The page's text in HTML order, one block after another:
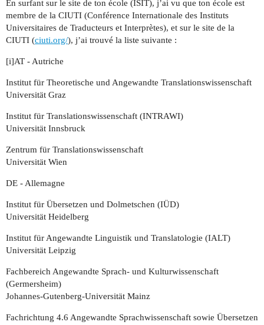
En surfant sur le site de ton école (ISIT), j’ai vu que ton école est
membre de la CIUTI (Conférence Internationale des Instituts
Universitaires de Traducteurs et Interprètes), et sur le site de la
CIUTI (ciuti.org/), j’ai trouvé la liste suivante :
[i]AT - Autriche
Institut für Theoretische und Angewandte Translationswissenschaft
Universität Graz
Institut für Translationswissenschaft (INTRAWI)
Universität Innsbruck
Zentrum für Translationswissenschaft
Universität Wien
DE - Allemagne
Institut für Übersetzen und Dolmetschen (IÜD)
Universität Heidelberg
Institut für Angewandte Linguistik und Translatologie (IALT)
Universität Leipzig
Fachbereich Angewandte Sprach- und Kulturwissenschaft
(Germersheim)
Johannes-Gutenberg-Universität Mainz
Fachrichtung 4.6 Angewandte Sprachwissenschaft sowie Übersetzen